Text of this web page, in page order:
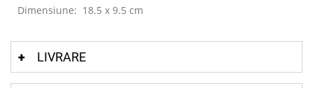
Dimensiune: 18.5 x 9.5 cm
LIVRARE